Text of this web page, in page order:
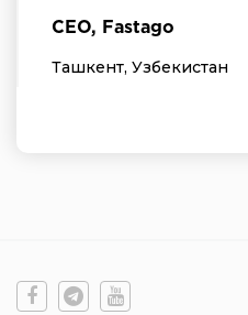
CEO, Fastago
Ташкент, Узбекистан